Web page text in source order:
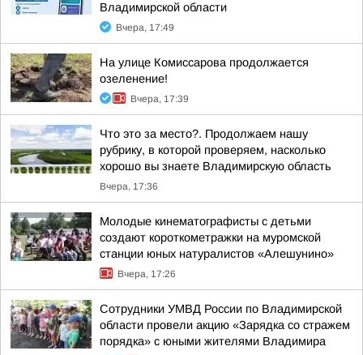
Владимирской области
Вчера, 17:49
На улице Комиссарова продолжается
озеленение!
Вчера, 17:39
Что это за место?. Продолжаем нашу
рубрику, в которой проверяем, насколько
хорошо вы знаете Владимирскую область
Вчера, 17:36
Молодые кинематографисты с детьми
создают короткометражки на муромской
станции юных натуралистов «Алешунино»
Вчера, 17:26
Сотрудники УМВД России по Владимирской
области провели акцию «Зарядка со стражем
порядка» с юными жителями Владимира